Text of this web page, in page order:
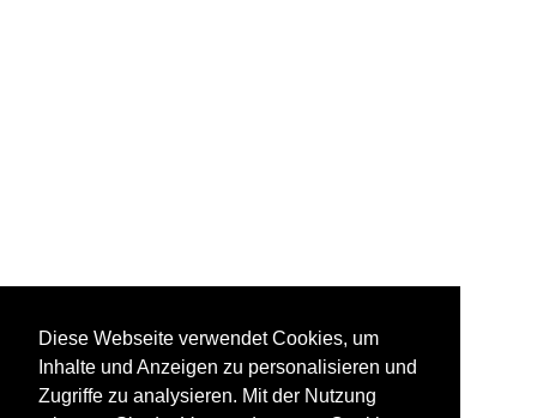
Diese Webseite verwendet Cookies, um
Inhalte und Anzeigen zu personalisieren und
Zugriffe zu analysieren. Mit der Nutzung